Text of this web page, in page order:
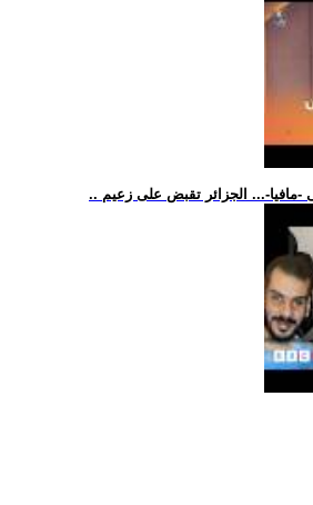
-مافيا-... الجزائر تقبض على زعيم